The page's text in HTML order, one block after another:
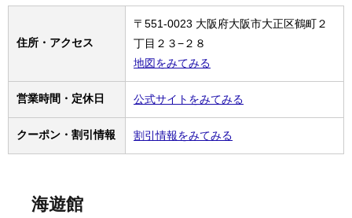
住所・アクセス
〒551-0023 大阪府大阪市大正区鶴町２
丁目２３−２８
地図をみてみる
営業時間・定休日 公式サイトをみてみる
クーポン・割引情報 割引情報をみてみる
海遊館